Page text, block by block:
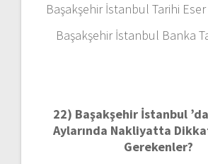
Başakşehir İstanbul Tarihi Eser
Başakşehir İstanbul Banka
22) Başakşehir İstanbul ’da
Aylarında Nakliyatta
Gerekenler?